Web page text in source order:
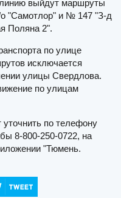
выйдут маршруты
"Самотлор" и № 147 "З-д
Поляна 2".
по улице
исключается
улицы Свердлова.
по улицам
по телефону
8-800-250-0722, на
"Тюмень.